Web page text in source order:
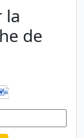
la
de